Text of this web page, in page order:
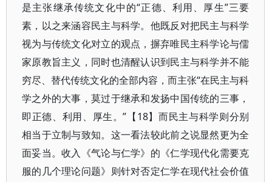
是主张继承传统文化中的“正德、利用、厚生”三要
素，以之来涵容民主与科学。他既反对把民主与科学
视为与传统文化对立的观点，摒弃唯民主科学论与儒
家原教旨主义，同时也清醒认识到民主与科学并不能
穷尽、替代传统文化的全部内容，而主张“在民主与科
学之外的大事，莫过于继承和发扬中国传统的三事，
即正德、利用、厚生。”【18】而民主与科学则分别
相当于立制与致知。这一看法较此前之说显然更为全
面妥当。收入《气论与仁学》的《仁学现代化需要克
服的几个理论问题》则针对否定仁学在现代社会价值